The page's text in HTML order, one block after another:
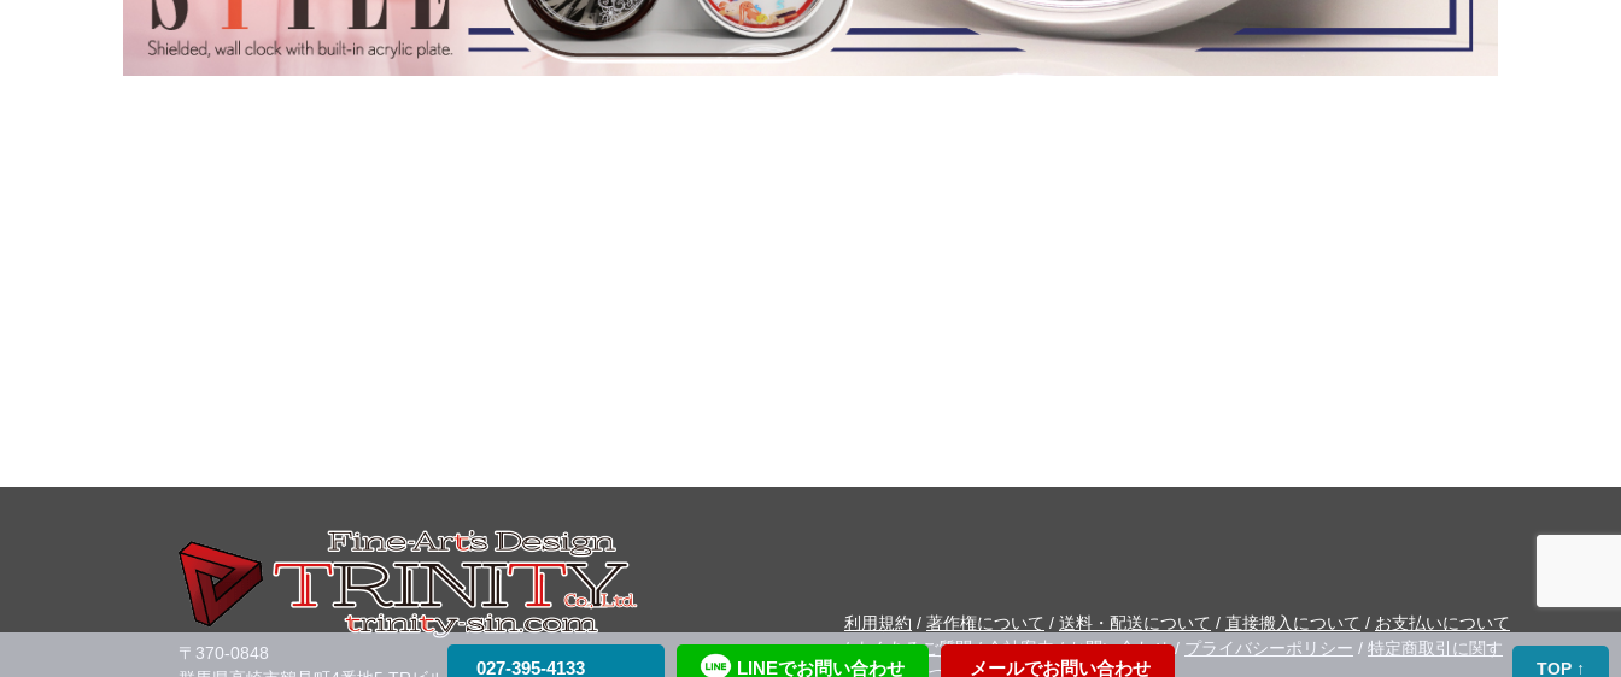
027-395-4133 LINEでお問い合わせ メールでお問い合わせ
〒370-0848
利用規約 / 著作権について / 送料・配送について / 直接搬入について / お支払いについて
/よくあるご質問/会社案内/お問い合わせ/ プライバシーポリシー / 特定商取引に関す
TOP ↑